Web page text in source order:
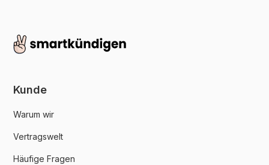
Kunde
Warum wir
Vertragswelt
Häufige Fragen